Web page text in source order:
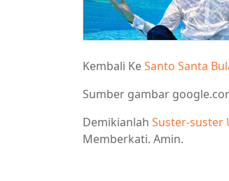
Kembali KeSanto Santa
Sumber gambar
Demikianlah Suster-suster
Memberkati. Amin.